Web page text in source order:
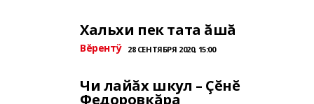
Хальхи пек тата ăшă
Вĕрентÿ 28 СЕНТЯБРЯ 2020, 15:00
Чи лайăх шкул – Çĕнĕ
Федоровкăра